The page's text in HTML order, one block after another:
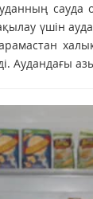
сауда
үшін
қарамастан